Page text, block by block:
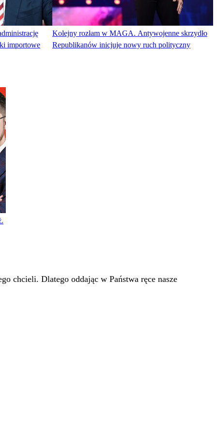
importowe
Kolejny rozłam w MAGA. Antywojenne skrzydło
Republikanów inicjuje nowy ruch polityczny
chcieli. Dlatego oddając w Państwa ręce nasze